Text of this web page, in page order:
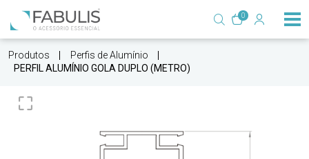
0
Produtos
Perfis de Alumínio
PERFIL ALUMÍNIO GOLA DUPLO (METRO)